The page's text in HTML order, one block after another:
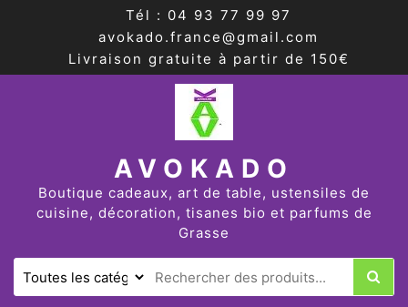
Tél : 04 93 77 99 97
avokado.france@gmail.com
Livraison gratuite à partir de 150€
AVOKADO
Boutique cadeaux, art de table, ustensiles de
cuisine, décoration, tisanes bio et parfums de
Grasse